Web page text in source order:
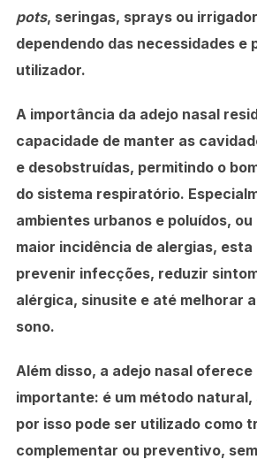
pots, seringas, sprays ou
dependendo das necessidades e
utilizador.
A importância da adejo nasal
capacidade de manter as
e desobstruídas, permitindo o
do sistema respiratório.
ambientes urbanos e poluídos, ou
maior incidência de alergias,
prevenir infecções, reduzir
alérgica, sinusite e até melhorar
sono.
Além disso, a adejo nasal
importante: é um método
por isso pode ser utilizado como
complementar ou preventivo,